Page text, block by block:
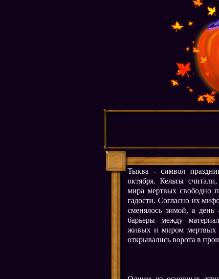
Тыква - символ
октября. Кельты
мира мертвых свободно
гадости. Согласно их
сменялось зимой, а
барьеры между
живых и миром мертвых
открывались ворота в